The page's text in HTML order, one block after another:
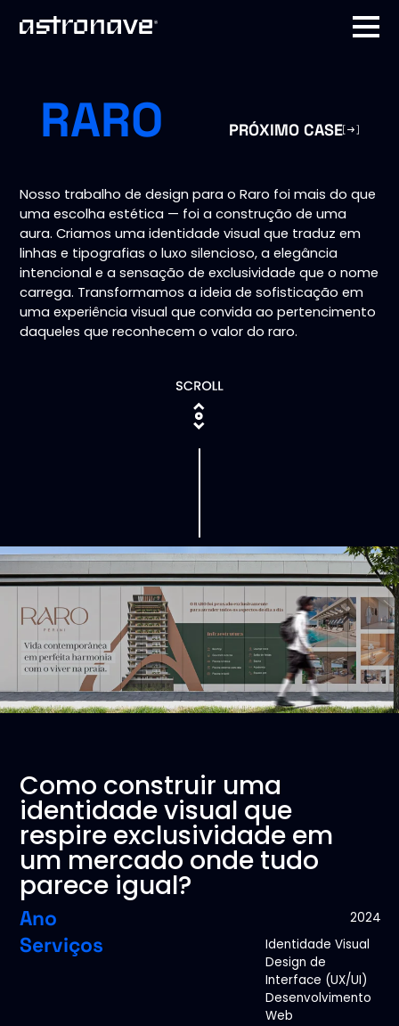
RARO PRÓXIMO CASE
Nosso trabalho de design para o Raro foi mais do que
uma escolha estética — foi a construção de uma
aura. Criamos uma identidade visual que traduz em
linhas e tipografias o luxo silencioso, a elegância
intencional e a sensação de exclusividade que o nome
carrega. Transformamos a ideia de sofisticação em
uma experiência visual que convida ao pertencimento
daqueles que reconhecem o valor do raro.
Como construir uma
identidade visual que
respire exclusividade em
um mercado onde tudo
parece igual?
Ano 2024
Serviços
Identidade Visual
Design de
Interface (UX/UI)
Desenvolvimento
Web